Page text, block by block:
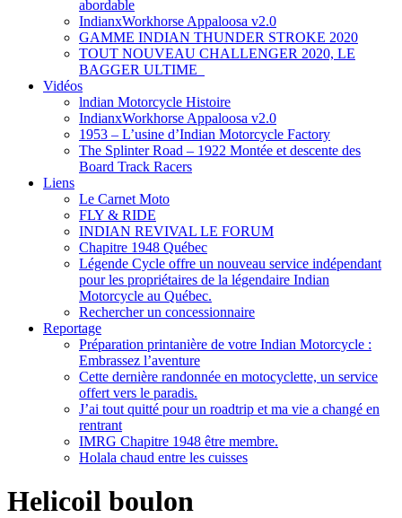
abordable
IndianxWorkhorse Appaloosa v2.0
GAMME INDIAN THUNDER STROKE 2020
TOUT NOUVEAU CHALLENGER 2020, LE
BAGGER ULTIME
Vidéos
lndian Motorcycle Histoire
IndianxWorkhorse Appaloosa v2.0
1953 – L’usine d’Indian Motorcycle Factory
The Splinter Road – 1922 Montée et descente des
Board Track Racers
Liens
Le Carnet Moto
FLY & RIDE
INDIAN REVIVAL LE FORUM
Chapitre 1948 Québec
Légende Cycle offre un nouveau service indépendant
pour les propriétaires de la légendaire Indian
Motorcycle au Québec.
Rechercher un concessionnaire
Reportage
Préparation printanière de votre Indian Motorcycle :
Embrassez l’aventure
Cette dernière randonnée en motocyclette, un service
offert vers le paradis.
J’ai tout quitté pour un roadtrip et ma vie a changé en
rentrant
IMRG Chapitre 1948 être membre.
Holala chaud entre les cuisses
Helicoil boulon